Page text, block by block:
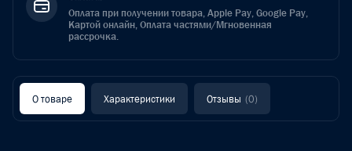
Оплата при получении товара, Apple Pay, Google Pay,
Картой онлайн, Оплата частями/Мгновенная
рассрочка.
О товаре Характеристики Отзывы (0)